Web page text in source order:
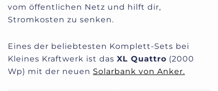
vom öffentlichen Netz und hilft dir,
Stromkosten zu senken.
Eines der beliebtesten Komplett-Sets bei
Kleines Kraftwerk ist das XL Quattro (2000
Wp) mit der neuen Solarbank von Anker.